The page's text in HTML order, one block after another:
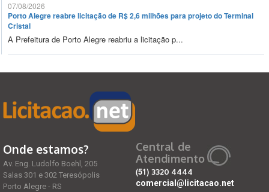
07/08/2026
Porto Alegre reabre licitação de R$ 2,6 milhões para projeto do Terminal
Cristal
A Prefeitura de Porto Alegre reabriu a licitação p...
Onde estamos?
Av. Eng. Ludolfo Boehl, 205
Salas 301 e 302 Teresópolis
Porto Alegre - RS
Central de
Atendimento
(51) 3320 4444
comercial@licitacao.net